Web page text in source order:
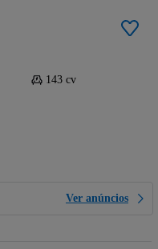
143 cv
Ver anúncios